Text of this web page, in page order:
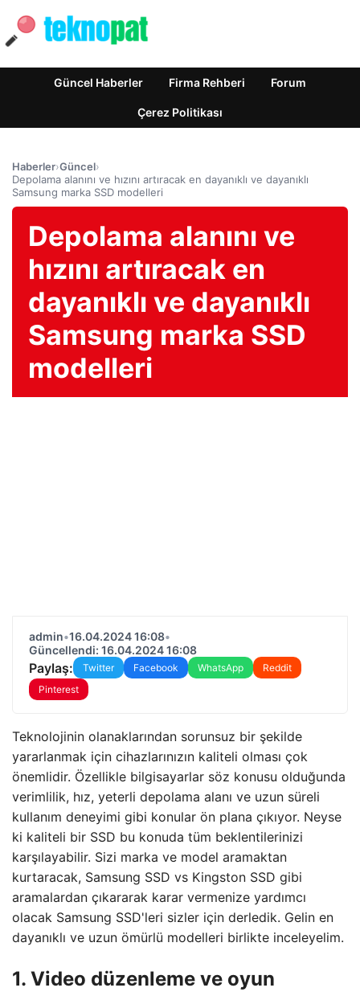
Güncel Haberler Firma Rehberi Forum
Çerez Politikası
Haberler›Güncel›
Depolama alanını ve hızını artıracak en dayanıklı ve dayanıklı
Samsung marka SSD modelleri
Depolama alanını ve
hızını artıracak en
dayanıklı ve dayanıklı
Samsung marka SSD
modelleri
admin•16.04.2024 16:08•
Güncellendi: 16.04.2024 16:08
Paylaş: Twitter Facebook WhatsApp
Reddit
Pinterest
Teknolojinin olanaklarından sorunsuz bir şekilde
yararlanmak için cihazlarınızın kaliteli olması çok
önemlidir. Özellikle bilgisayarlar söz konusu olduğunda
verimlilik, hız, yeterli depolama alanı ve uzun süreli
kullanım deneyimi gibi konular ön plana çıkıyor. Neyse
ki kaliteli bir SSD bu konuda tüm beklentilerinizi
karşılayabilir. Sizi marka ve model aramaktan
kurtaracak, Samsung SSD vs Kingston SSD gibi
aramalardan çıkararak karar vermenize yardımcı
olacak Samsung SSD'leri sizler için derledik. Gelin en
dayanıklı ve uzun ömürlü modelleri birlikte inceleyelim.
1. Video düzenleme ve oyun